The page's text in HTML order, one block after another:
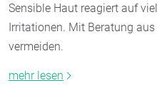
Sensible Haut reagiert auf
Irritationen. Mit Beratung
vermeiden.
mehr lesen